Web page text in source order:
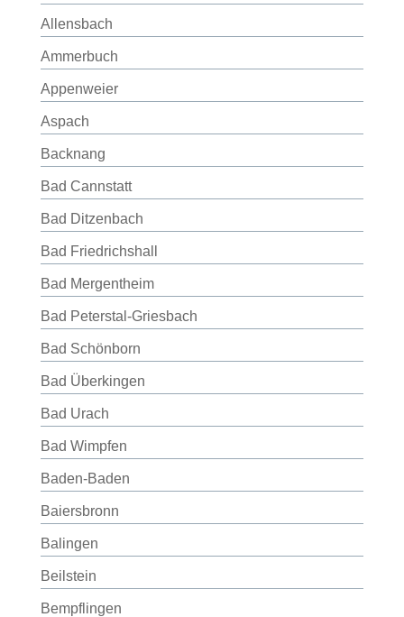
Allensbach
Ammerbuch
Appenweier
Aspach
Backnang
Bad Cannstatt
Bad Ditzenbach
Bad Friedrichshall
Bad Mergentheim
Bad Peterstal-Griesbach
Bad Schönborn
Bad Überkingen
Bad Urach
Bad Wimpfen
Baden-Baden
Baiersbronn
Balingen
Beilstein
Bempflingen